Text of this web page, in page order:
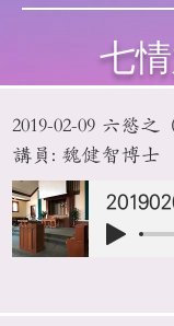
七
2019-02-09 六慾之
講員: 魏健智博士